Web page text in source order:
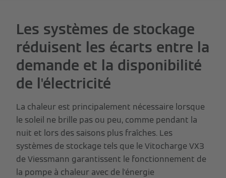
Les systèmes de stockage
réduisent les écarts entre la
demande et la disponibilité
de l'électricité
La chaleur est principalement nécessaire lorsque
le soleil ne brille pas ou peu, comme pendant la
nuit et lors des saisons plus fraîches. Les
systèmes de stockage tels que le Vitocharge VX3
de Viessmann garantissent le fonctionnement de
la pompe à chaleur avec de l'énergie